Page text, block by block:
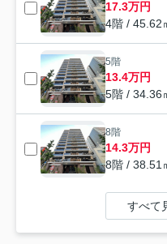
17.3万円
4階 / 45.62
5階
13.4万円
5階 / 34.36
8階
14.3万円
8階 / 38.51
すべて